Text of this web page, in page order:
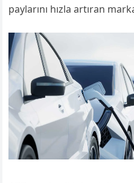
paylarını hızla artıran